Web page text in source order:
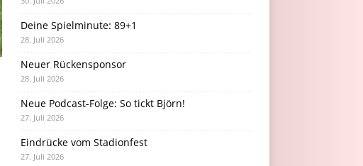
Deine Spielminute: 89+1
28. Juli 2026
Neuer Rückensponsor
28. Juli 2026
Neue Podcast-Folge: So tickt Björn!
27. Juli 2026
Eindrücke vom Stadionfest
27. Juli 2026